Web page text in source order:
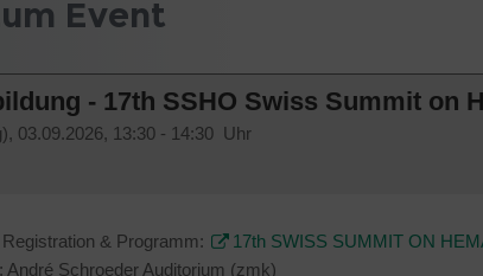
Event
- 17th SSHO Swiss Summit on
03.09.2026, 13:30 - 14:30 Uhr
& Programm:
17th SWISS SUMMIT ON
André Schroeder Auditorium (zmk)